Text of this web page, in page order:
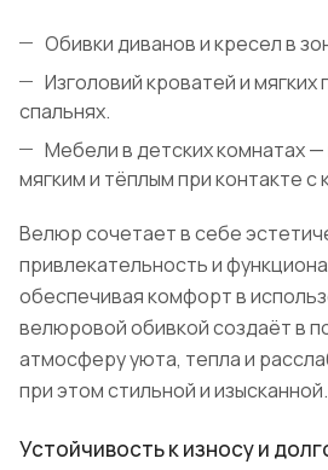
Обивки диванов и кресел в
Изголовий кроватей и мягких
спальнях.
Мебели в детских комнатах
мягким и тёплым при контакте с
Велюр сочетает в себе
привлекательность и
обеспечивая комфорт в
велюровой обивкой создаёт в
атмосферу уюта, тепла и
при этом стильной и изысканной.
Устойчивость к износу и